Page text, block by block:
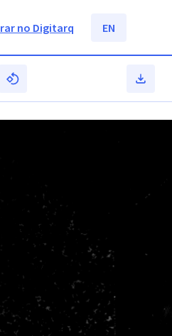
no Digitarq EN